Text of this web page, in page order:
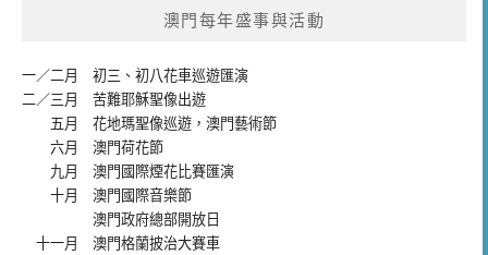
澳門每年盛事與活動
一／二月 初三、初八花車巡遊匯演
二／三月 苦難耶穌聖像出遊
五月 花地瑪聖像巡遊 ， 澳門藝術節
六月 澳門荷花節
九月 澳門國際煙花比賽匯演
十月 澳門國際音樂節
澳門政府總部開放日
十一月 澳門格蘭披治大賽車